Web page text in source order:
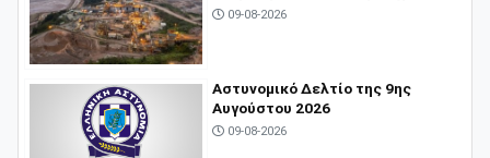
09-08-2026
Αστυνομικό Δελτίο της 9ης
Αυγούστου 2026
09-08-2026